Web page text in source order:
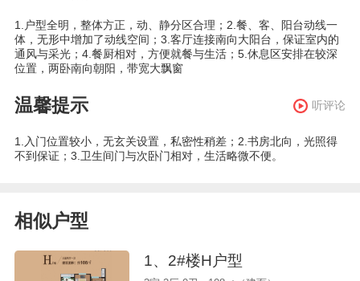
1.户型全明，整体方正，动、静分区合理；2.餐、客、阳台动线一
体，无形中增加了动线空间；3.客厅连接南向大阳台，保证室内的
通风与采光；4.餐厨相对，方便就餐与生活；5.休息区安排在较深
位置，两卧南向朝阳，带宽大飘窗
温馨提示 听评论
1.入门位置较小，无玄关设置，私密性稍差；2.书房北向，光照得
不到保证；3.卫生间门与次卧门相对，生活略微不便。
相似户型
1、2#楼H户型